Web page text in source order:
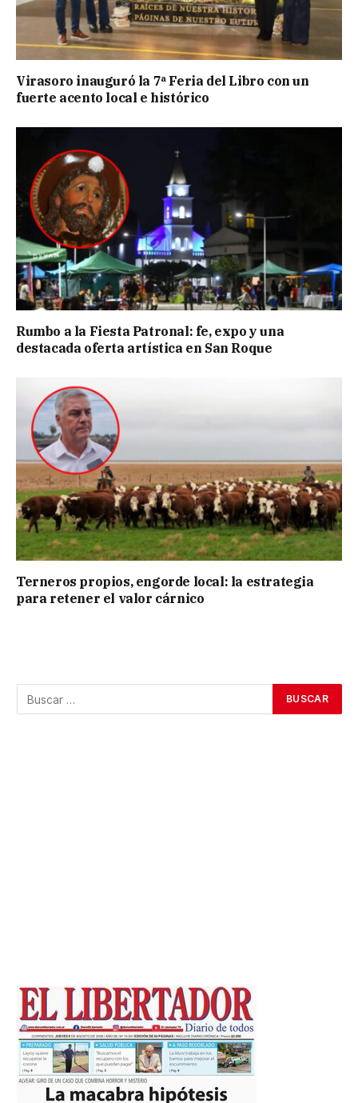
Virasoro inauguró la 7ª Feria del Libro con un
fuerte acento local e histórico
Rumbo a la Fiesta Patronal: fe, expo y una
destacada oferta artística en San Roque
Terneros propios, engorde local: la estrategia
para retener el valor cárnico